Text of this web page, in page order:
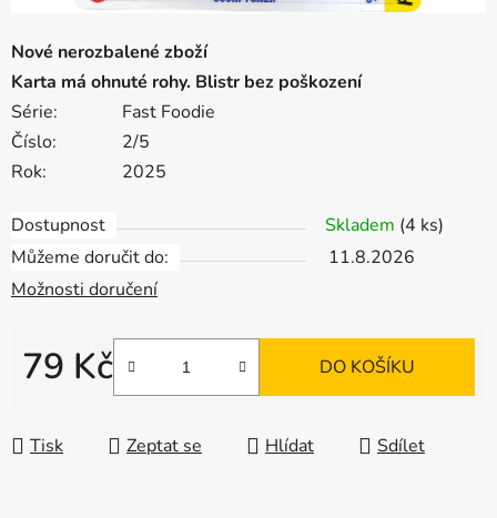
Nové nerozbalené zboží
Karta má ohnuté rohy. Blistr bez poškození
Série:
Fast Foodie
Číslo:
2/5
Rok:
2025
Dostupnost Skladem (4 ks)
Můžeme doručit do:
11.8.2026
Možnosti doručení
79 Kč
Měrná cena:
DO KOŠÍKU
Tisk Zeptat se Hlídat Sdílet